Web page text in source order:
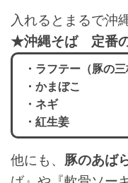
入れるとまるで沖
★沖縄そば 定番
・ラフテー（豚の
・かまぼこ
・ネギ
・紅生姜
他にも、 豚のあば